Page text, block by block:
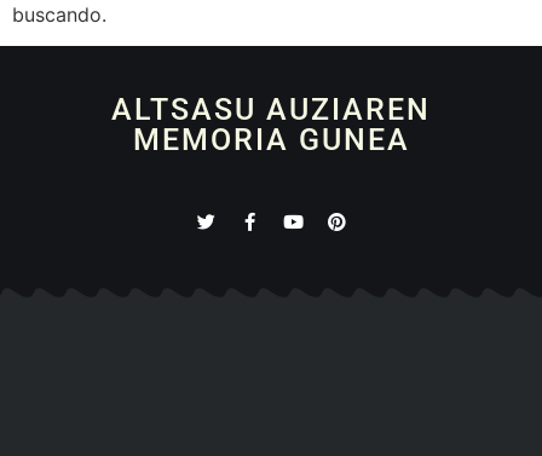
buscando.
ALTSASU AUZIAREN
MEMORIA GUNEA